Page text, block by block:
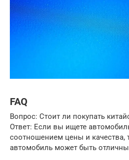
FAQ
Вопрос: Стоит ли покупать
Ответ: Если вы ищете
соотношением цены и качества,
автомобиль может быть